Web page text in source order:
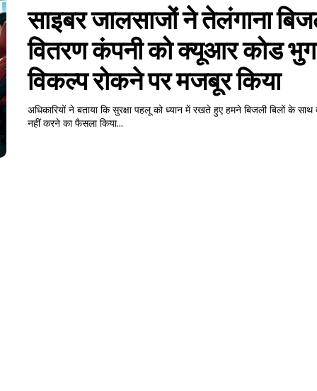
साइबर जालसाजों ने तेलंगाना
वितरण कंपनी को क्यूआर कोड
विकल्प रोकने पर मजबूर किया
अधिकारियों ने बताया कि सुरक्षा पहलू को ध्यान में रखते हुए हमने बिजली बिलों के
नहीं करने का फैसला किया...